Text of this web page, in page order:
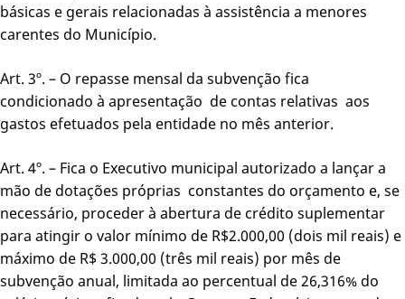
básicas e gerais relacionadas à assistência a menores
carentes do Município.
Art. 3º. – O repasse mensal da subvenção fica
condicionado à apresentação de contas relativas aos
gastos efetuados pela entidade no mês anterior.
Art. 4º. – Fica o Executivo municipal autorizado a lançar a
mão de dotações próprias constantes do orçamento e, se
necessário, proceder à abertura de crédito suplementar
para atingir o valor mínimo de R$2.000,00 (dois mil reais) e
máximo de R$ 3.000,00 (três mil reais) por mês de
subvenção anual, limitada ao percentual de 26,316% do